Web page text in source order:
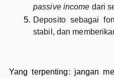
passive income dari
Deposito sebagai
stabil, dan
Yang terpenting: jangan